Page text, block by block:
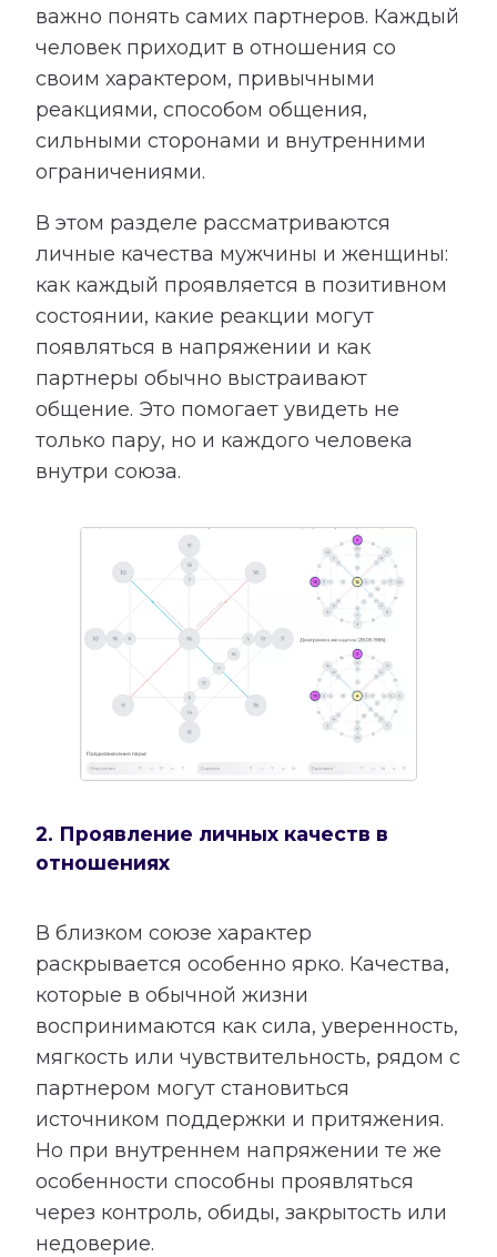
важно понять самих партнеров. Каждый
человек приходит в отношения со
своим характером, привычными
реакциями, способом общения,
сильными сторонами и внутренними
ограничениями.
В этом разделе рассматриваются
личные качества мужчины и женщины:
как каждый проявляется в позитивном
состоянии, какие реакции могут
появляться в напряжении и как
партнеры обычно выстраивают
общение. Это помогает увидеть не
только пару, но и каждого человека
внутри союза.
2. Проявление личных качеств в
отношениях
В близком союзе характер
раскрывается особенно ярко. Качества,
которые в обычной жизни
воспринимаются как сила, уверенность,
мягкость или чувствительность, рядом с
партнером могут становиться
источником поддержки и притяжения.
Но при внутреннем напряжении те же
особенности способны проявляться
через контроль, обиды, закрытость или
недоверие.